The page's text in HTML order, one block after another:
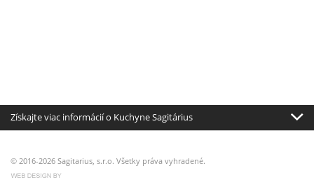
Získajte viac informácií o Kuchyne Sagitárius
© 2016-2026 Sagitarius, s.r.o. Všetky práva vyhradené.